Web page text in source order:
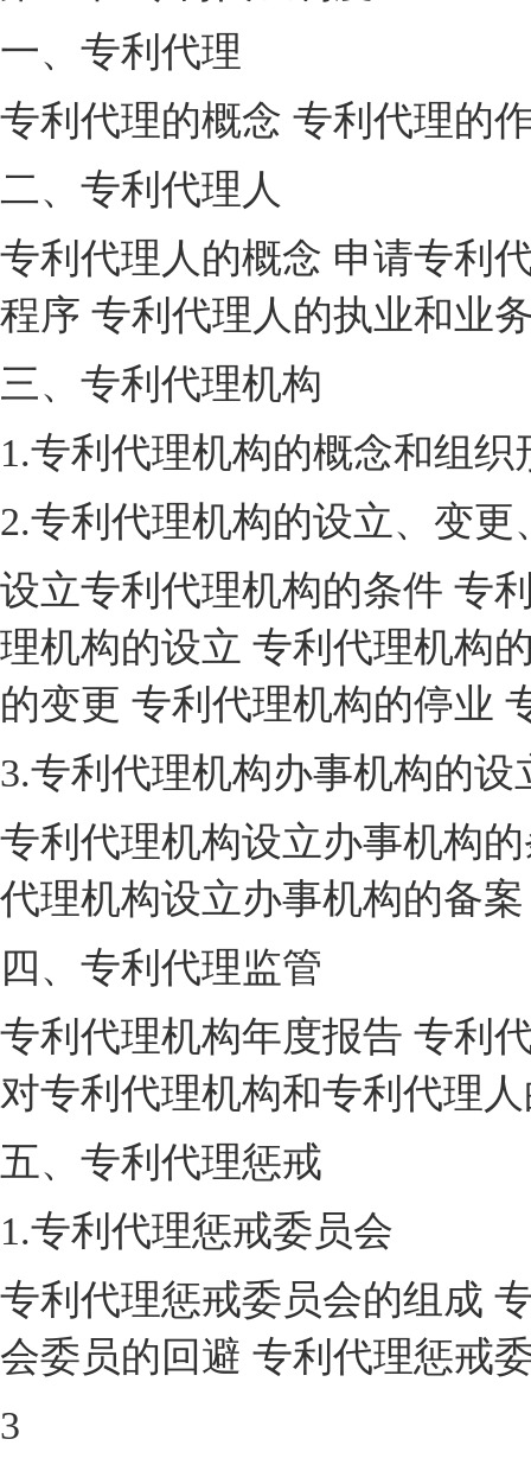
一、专利代理
专利代理的概念 专利代理的
二、专利代理人
专利代理人的概念 申请专利
程序 专利代理人的执业和业
三、专利代理机构
1.专利代理机构的概念和组织
2.专利代理机构的设立、变更
设立专利代理机构的条件 专
理机构的设立 专利代理机构
的变更 专利代理机构的停业
3.专利代理机构办事机构的设
专利代理机构设立办事机构
代理机构设立办事机构的备
四、专利代理监管
专利代理机构年度报告 专利
对专利代理机构和专利代理
五、专利代理惩戒
1.专利代理惩戒委员会
专利代理惩戒委员会的组成
会委员的回避 专利代理惩戒
3